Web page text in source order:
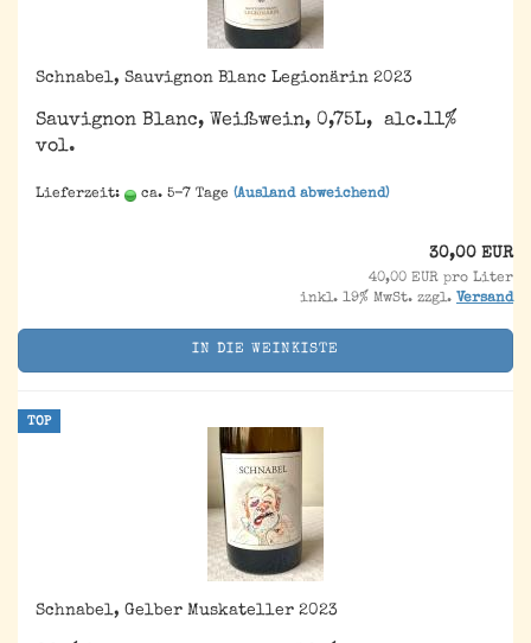
Schnabel, Sauvignon Blanc Legionärin 2023
Sauvignon Blanc, Weißwein, 0,75L, alc.11%
vol.
Lieferzeit: ca. 5-7 Tage (Ausland abweichend)
30,00 EUR
40,00 EUR pro Liter
inkl. 19% MwSt. zzgl. Versand
IN DIE WEINKISTE
TOP
Schnabel, Gelber Muskateller 2023